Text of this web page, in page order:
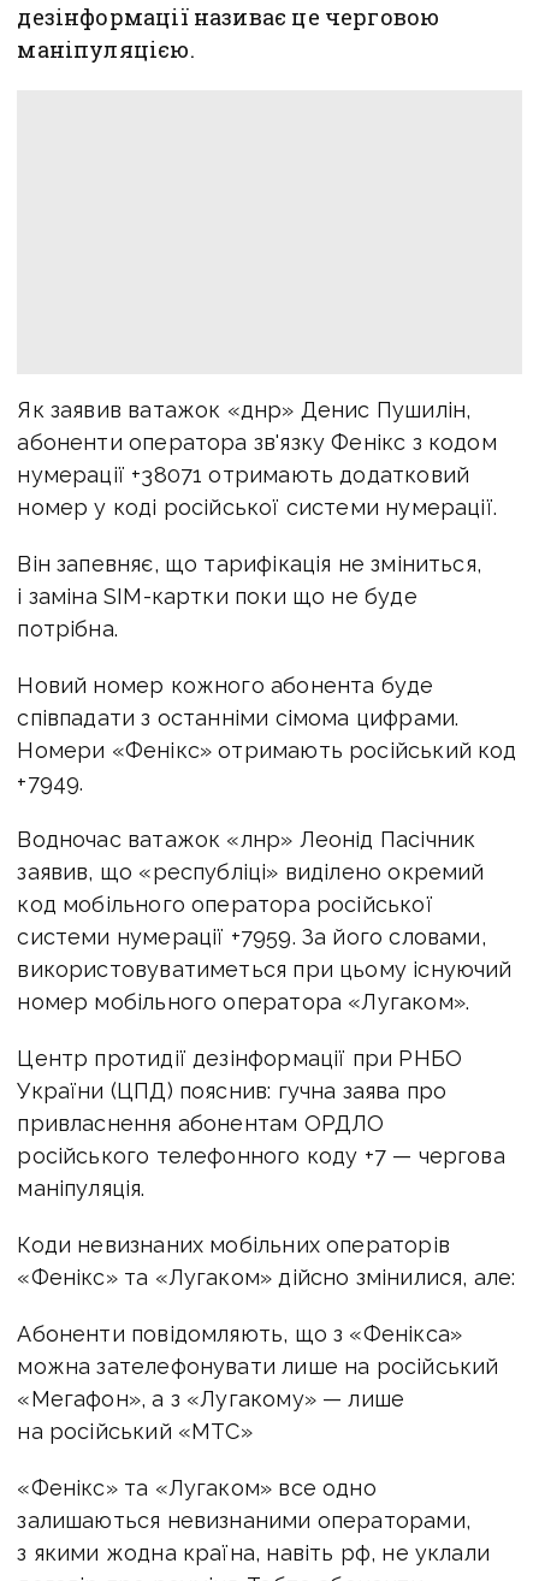
дезінформації називає це черговою
маніпуляцією.
Як заявив ватажок «днр» Денис Пушилін,
абоненти оператора зв'язку Фенікс з кодом
нумерації +38071 отримають додатковий
номер у коді російської системи нумерації.
Він запевняє, що тарифікація не зміниться,
і заміна SIM-картки поки що не буде
потрібна.
Новий номер кожного абонента буде
співпадати з останніми сімома цифрами.
Номери «Фенікс» отримають російський код
+7949.
Водночас ватажок «лнр» Леонід Пасічник
заявив, що «республіці» виділено окремий
код мобільного оператора російської
системи нумерації +7959. За його словами,
використовуватиметься при цьому існуючий
номер мобільного оператора «Лугаком».
Центр протидії дезінформації при РНБО
України (ЦПД) пояснив: гучна заява про
привласнення абонентам ОРДЛО
російського телефонного коду +7 — чергова
маніпуляція.
Коди невизнаних мобільних операторів
«Фенікс» та «Лугаком» дійсно змінилися, але:
Абоненти повідомляють, що з «Фенікса»
можна зателефонувати лише на російський
«Мегафон», а з «Лугакому» — лише
на російський «МТС»
«Фенікс» та «Лугаком» все одно
залишаються невизнаними операторами,
з якими жодна країна, навіть рф, не уклали